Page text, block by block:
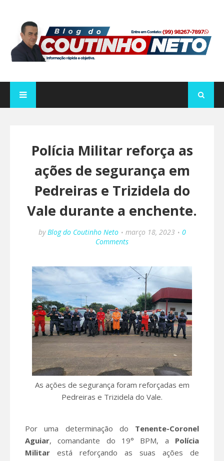
Polícia Militar reforça as
ações de segurança em
Pedreiras e Trizidela do
Vale durante a enchente.
by Blog do Coutinho Neto março 18, 2023
0
Comments
As ações de segurança foram reforçadas em
Pedreiras e Trizidela do Vale.
Por uma determinação do Tenente-Coronel
Aguiar, comandante do 19° BPM, a Polícia
Militar está reforçando as suas ações de